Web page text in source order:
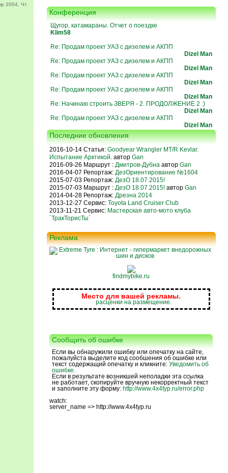
2004, Чт
Конференция
Щугор, катамараны. Отчет о поездке
Klim58
Re: Продам проект УАЗ с дизелем и АКПП
Dizel Man
Re: Продам проект УАЗ с дизелем и АКПП
Dizel Man
Re: Продам проект УАЗ с дизелем и АКПП
Dizel Man
Re: Продам проект УАЗ с дизелем и АКПП
Dizel Man
Re: Начинаю строить ЗВЕРЯ - 2. ПРОДОЛЖЕНИЕ 2 :)
Dizel Man
Re: Продам проект УАЗ с дизелем и АКПП
Dizel Man
Последние обновления
2016-10-14 Статья: Goodyear Wrangler MT/R Kevlar.
Испытание Арктикой.автор Gan
2016-09-26 Маршрут : Дмитров-Дубнаавтор Gan
2016-04-07 Репортаж: ДезОриентирование №1604
2015-07-03 Репортаж: ДезО 18.07.2015!
2015-07-03 Маршрут : ДезО 18.07.2015! автор Gan
2014-04-28 Репортаж: Дрезна 2014
2013-12-27 Сервис: Toyota Land Cruiser Club
2013-11-21 Сервис: Мастерская авто-мото клуба
`ТракТорисТы`
Реклама
findmybike.ru
Место для вашей рекламы.
расценки на размещение.
Сообщить об ошибке
Если вы обнаружили ошибку или опечатку на сайте,
пожалуйста выделите код сообшения об ошибке или
текст содержащий опечатку и кликните: Уведомить об
ошибке.
Если в результате возникшей неполадки эта ссылка
не работает, скопируйте вручную некорректный текст
и заполните эту форму: http://www.4x4typ.ru/error.php
watch:
server_name => http://www.4x4typ.ru